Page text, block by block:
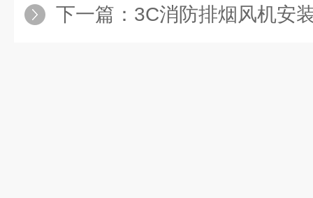
下一篇： 3C消防排烟风机安